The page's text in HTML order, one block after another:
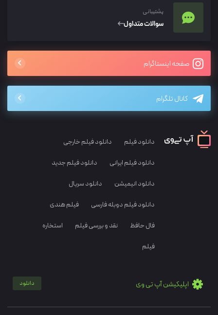
پشتیبانی
سوالات متداول
صفحه اینستاگرام
کانال تلگرام
دانلود فیلم دانلود فیلم خارجی
دانلود فیلم ایرانی دانلود فیلم جدید
دانلود انیمیشن دانلود سریال
دانلود فیلم دوبله فارسی فیلم هندی
فال حافظ نقد و بررسی فیلم استخاره
فیلم
اپلیکیشن آپ تی وی دانلود